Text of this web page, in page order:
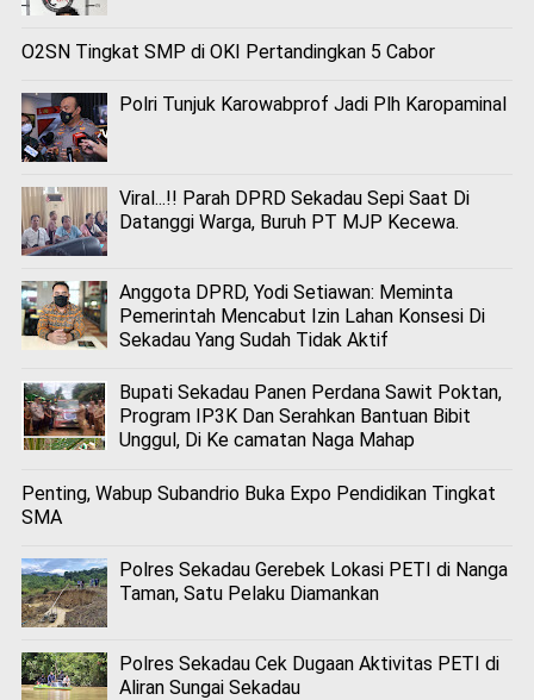
O2SN Tingkat SMP di OKI Pertandingkan 5 Cabor
Polri Tunjuk Karowabprof Jadi Plh Karopaminal
Viral...!! Parah DPRD Sekadau Sepi Saat Di
Datanggi Warga, Buruh PT MJP Kecewa.
Anggota DPRD, Yodi Setiawan: Meminta
Pemerintah Mencabut Izin Lahan Konsesi Di
Sekadau Yang Sudah Tidak Aktif
Bupati Sekadau Panen Perdana Sawit Poktan,
Program IP3K Dan Serahkan Bantuan Bibit
Unggul, Di Ke camatan Naga Mahap
Penting, Wabup Subandrio Buka Expo Pendidikan Tingkat
SMA
Polres Sekadau Gerebek Lokasi PETI di Nanga
Taman, Satu Pelaku Diamankan
Polres Sekadau Cek Dugaan Aktivitas PETI di
Aliran Sungai Sekadau